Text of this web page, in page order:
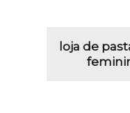
loja de